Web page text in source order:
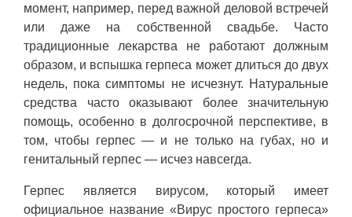
момент, например, перед важной деловой встречей
или даже на собственной свадьбе. Часто
традиционные лекарства не работают должным
образом, и вспышка герпеса может длиться до двух
недель, пока симптомы не исчезнут. Натуральные
средства часто оказывают более значительную
помощь, особенно в долгосрочной перспективе, в
том, чтобы герпес — и не только на губах, но и
генитальный герпес — исчез навсегда.
Герпес является вирусом, который имеет
официальное название «Вирус простого герпеса»